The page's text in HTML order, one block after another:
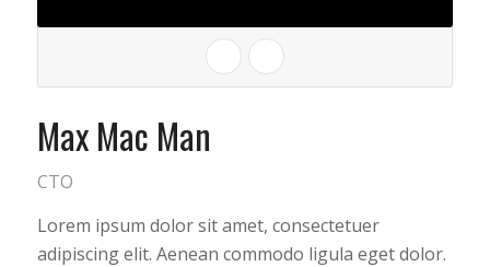
Max Mac Man
CTO
Lorem ipsum dolor sit amet, consectetuer
adipiscing elit. Aenean commodo ligula eget dolor.